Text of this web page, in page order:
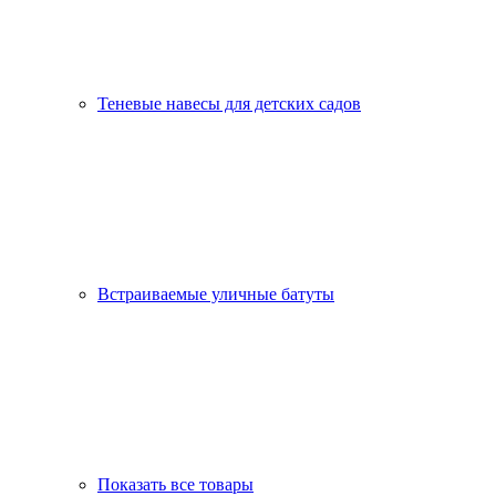
Теневые навесы для детских садов
Встраиваемые уличные батуты
Показать все товары